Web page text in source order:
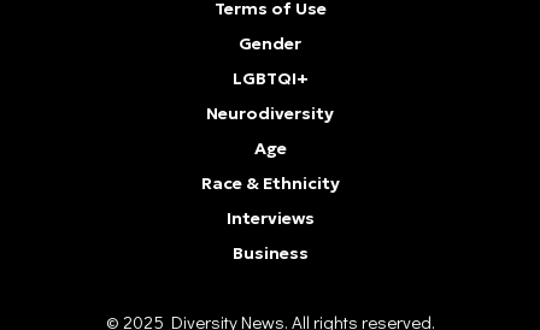
Terms of Use
Gender
LGBTQI+
Neurodiversity
Age
Race & Ethnicity
Interviews
Business
© 2025 Diversity Νews. All rights reserved.